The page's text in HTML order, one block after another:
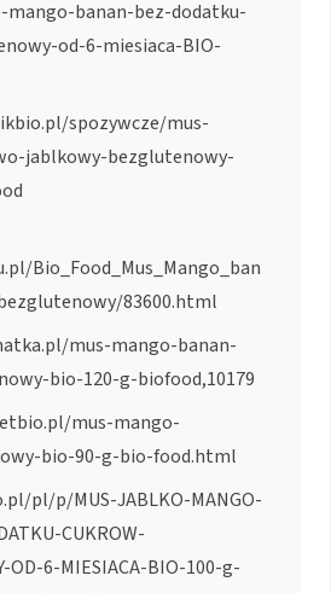
banan-bez-dodatku-
od-6-miesiaca-BIO-
spozywcze/mus-
jablkowy-bezglutenowy-
Bio_Food_Mus_Mango_ban
83600.html
mus-mango-banan-
bio-120-g-biofood,10179
mus-mango-
bio-90-g-bio-food.html
pl/p/MUS-JABLKO-MANGO-
CUKROW-
OD-6-MIESIACA-BIO-100-g-